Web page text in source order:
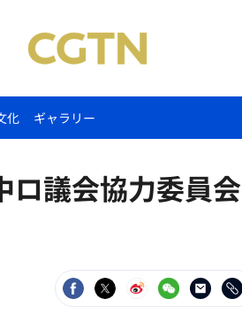
化 ギャラリー
ロ議会協力委員会